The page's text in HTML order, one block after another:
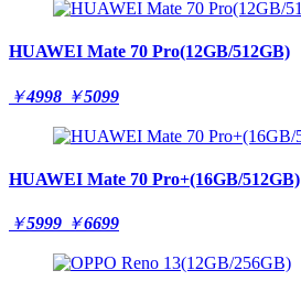
HUAWEI Mate 70 Pro(12GB/512GB)
￥4998 ￥5099
HUAWEI Mate 70 Pro+(16GB/512GB)
￥5999 ￥6699